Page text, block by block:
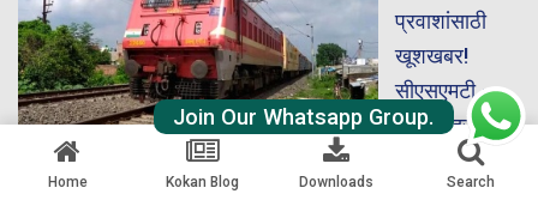
प्रवाशांसाठी
खूशखबर!
सीएसएमटी –
मडगाव दरम्यान
TOD विशेष
गाडीची घोषणा
Home Kokan Blog Downloads Search
Join Our Whatsapp Group.